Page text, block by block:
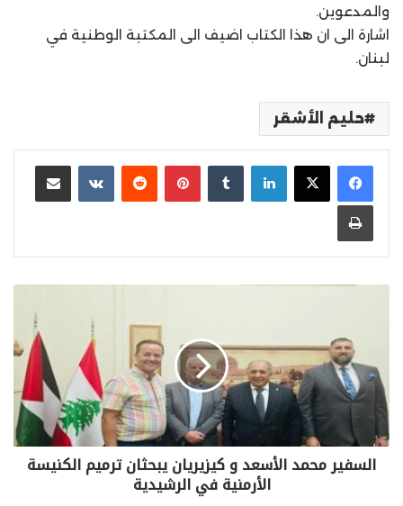
والمدعوين.
اشارة الى ان هذا الكتاب اضيف الى المكتبة الوطنية في
لبنان.
حليم الأشقر
لينكدإن بينتيريست مشاركة عبر البريد
طباعة
السفير محمد الأسعد و كيزيريان يبحثان ترميم الكنيسة
الأرمنية في الرشيدية